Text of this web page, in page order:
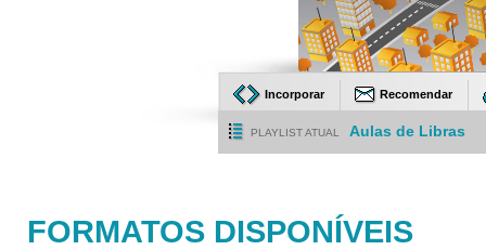
Incorporar Recomendar
PLAYLIST ATUAL Aulas de Libras
FORMATOS DISPONÍVEIS